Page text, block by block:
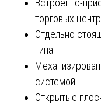
Встроенно-
торговых
Отдельно
типа
системой
Открытые